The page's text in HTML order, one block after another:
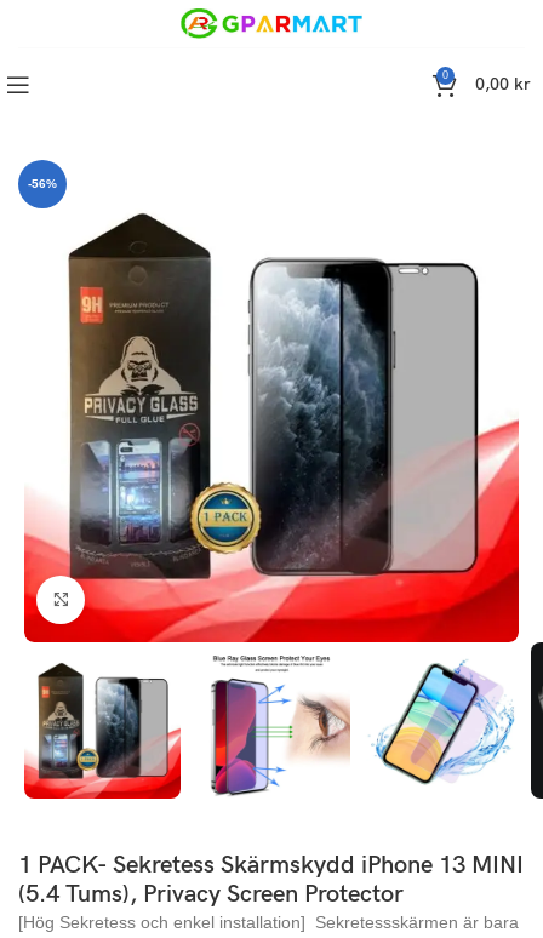
0 0,00 kr
-56%
Click to enlarge
1 PACK- Sekretess Skärmskydd iPhone 13 MINI
(5.4 Tums), Privacy Screen Protector
[Hög Sekretess och enkel installation] Sekretessskärmen är bara